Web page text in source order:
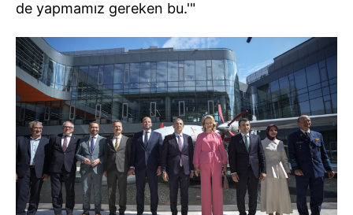
de yapmamız gereken bu.'"